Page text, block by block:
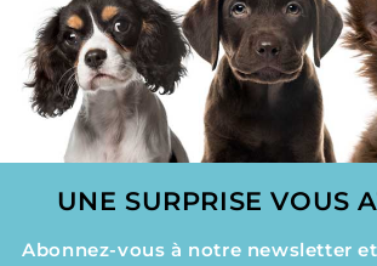
UNE SURPRISE VOUS
Abonnez-vous à notre newsletter